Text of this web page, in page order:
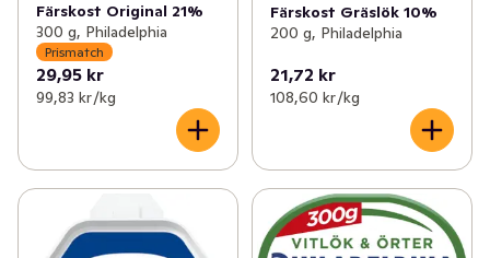
Färskost Original 21%
300 g, Philadelphia
Prismatch
29,95 kr
99,83 kr /kg
Färskost Gräslök 10%
200 g, Philadelphia
21,72 kr
108,60 kr /kg